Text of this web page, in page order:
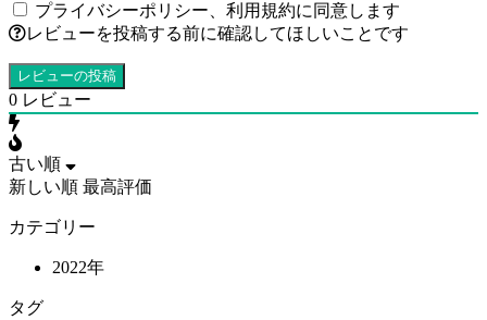
プライバシーポリシー
利用規約に同意します
レビューを投稿する前に確認してほしいことです
0 レビュー
古い順
新しい順 最高評価
カテゴリー
2022年
タグ